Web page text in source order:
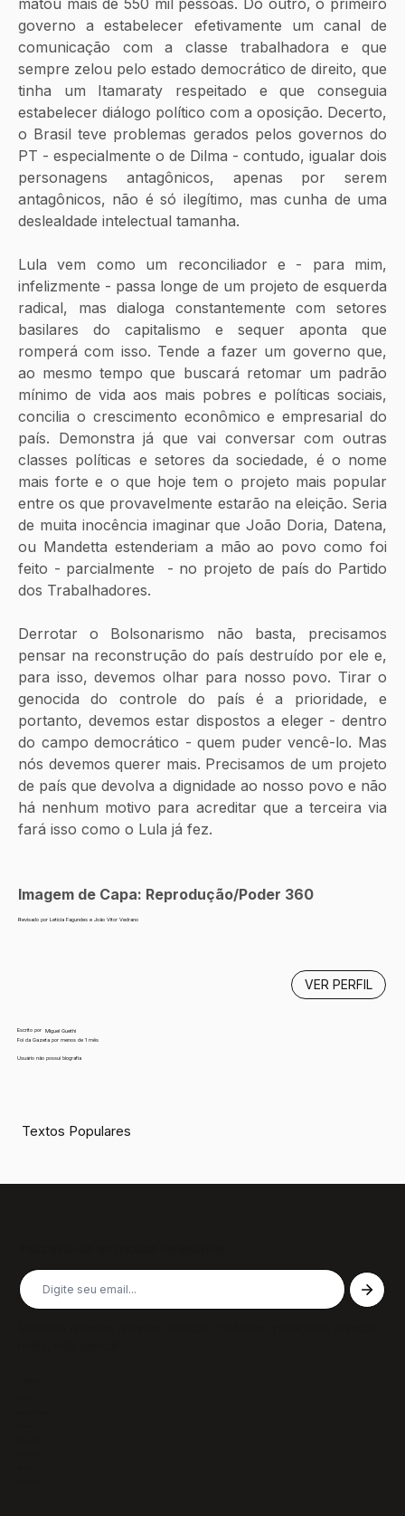
governo a estabelecer efetivamente um canal de
comunicação com a classe trabalhadora e que
sempre zelou pelo estado democrático de direito, que
tinha um Itamaraty respeitado e que conseguia
estabelecer diálogo político com a oposição. Decerto,
o Brasil teve problemas gerados pelos governos do
PT - especialmente o de Dilma - contudo, igualar dois
personagens antagônicos, apenas por serem
antagônicos, não é só ilegítimo, mas cunha de uma
deslealdade intelectual tamanha.
Lula vem como um reconciliador e - para mim,
infelizmente - passa longe de um projeto de esquerda
radical, mas dialoga constantemente com setores
basilares do capitalismo e sequer aponta que
romperá com isso. Tende a fazer um governo que,
ao mesmo tempo que buscará retomar um padrão
mínimo de vida aos mais pobres e políticas sociais,
concilia o crescimento econômico e empresarial do
país. Demonstra já que vai conversar com outras
classes políticas e setores da sociedade, é o nome
mais forte e o que hoje tem o projeto mais popular
entre os que provavelmente estarão na eleição. Seria
de muita inocência imaginar que João Doria, Datena,
ou Mandetta estenderiam a mão ao povo como foi
feito - parcialmente  - no projeto de país do Partido
dos Trabalhadores.
Derrotar o Bolsonarismo não basta, precisamos
pensar na reconstrução do país destruído por ele e,
para isso, devemos olhar para nosso povo. Tirar o
genocida do controle do país é a prioridade, e
portanto, devemos estar dispostos a eleger - dentro
do campo democrático - quem puder vencê-lo. Mas
nós devemos querer mais. Precisamos de um projeto
de país que devolva a dignidade ao nosso povo e não
há nenhum motivo para acreditar que a terceira via
fará isso como o Lula já fez.
Imagem de Capa: Reprodução/Poder 360
Revisado por Letícia Fagundes e João Vitor Vedrano
Escrito por
Miguel Guethi
Foi da Gazeta por menos de 1 mês
Usuário não possui biografia
VER PERFIL
Textos Populares